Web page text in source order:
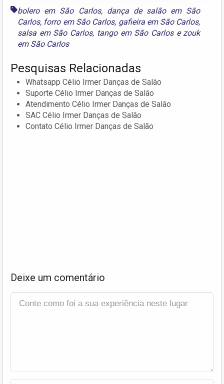
bolero em São Carlos, dança de salão em São
Carlos, forro em São Carlos, gafieira em São Carlos,
salsa em São Carlos, tango em São Carlose zouk
em São Carlos
Pesquisas Relacionadas
Whatsapp Célio Irmer Danças de Salão
Suporte Célio Irmer Danças de Salão
Atendimento Célio Irmer Danças de Salão
SAC Célio Irmer Danças de Salão
Contato Célio Irmer Danças de Salão
Deixe um comentário